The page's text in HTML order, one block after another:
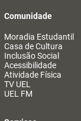
Comunidade
Moradia Estudantil
Casa de Cultura
Inclusão Social
Acessibilidade
Atividade Física
TV UEL
UEL FM